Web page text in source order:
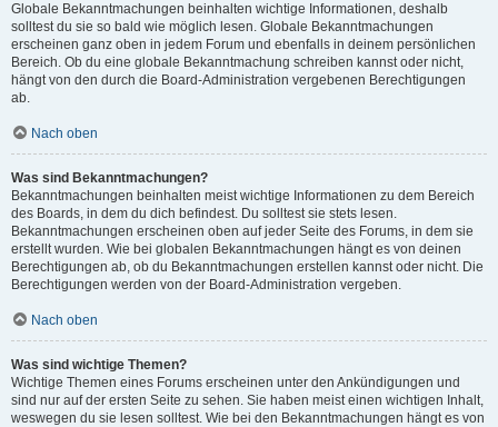
Globale Bekanntmachungen beinhalten wichtige Informationen, deshalb
solltest du sie so bald wie möglich lesen. Globale Bekanntmachungen
erscheinen ganz oben in jedem Forum und ebenfalls in deinem persönlichen
Bereich. Ob du eine globale Bekanntmachung schreiben kannst oder nicht,
hängt von den durch die Board-Administration vergebenen Berechtigungen
ab.
Nach oben
Was sind Bekanntmachungen?
Bekanntmachungen beinhalten meist wichtige Informationen zu dem Bereich
des Boards, in dem du dich befindest. Du solltest sie stets lesen.
Bekanntmachungen erscheinen oben auf jeder Seite des Forums, in dem sie
erstellt wurden. Wie bei globalen Bekanntmachungen hängt es von deinen
Berechtigungen ab, ob du Bekanntmachungen erstellen kannst oder nicht. Die
Berechtigungen werden von der Board-Administration vergeben.
Nach oben
Was sind wichtige Themen?
Wichtige Themen eines Forums erscheinen unter den Ankündigungen und
sind nur auf der ersten Seite zu sehen. Sie haben meist einen wichtigen Inhalt,
weswegen du sie lesen solltest. Wie bei den Bekanntmachungen hängt es von